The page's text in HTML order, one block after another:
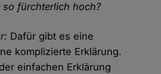
so fürchterlich hoch?
Dafür gibt es eine
komplizierte Erklärung.
einfachen Erklärung